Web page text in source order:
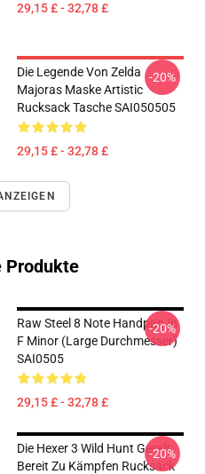
29,15 £ - 32,78 £
Die Legende Von Zelda
Majoras Maske Artistic
Rucksack Tasche SAI050505
29,15 £ - 32,78 £
-20%
Produkte
Raw Steel 8 Note Handpan In
F Minor (Large Durchmesser)
SAI0505
29,15 £ - 32,78 £
-20%
Die Hexer 3 Wild Hunt Geralt
Bereit Zu Kämpfen Rucksack
-20%